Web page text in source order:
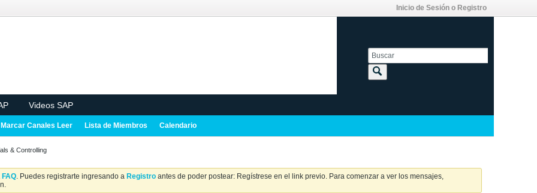
Inicio de Sesión o Registro
Videos SAP
Marcar Canales Leer Lista de Miembros Calendario
& Controlling
FAQ. Puedes registrarte ingresando a Registro antes de poder postear: Regístrese en el link previo. Para comenzar a ver los mensajes,